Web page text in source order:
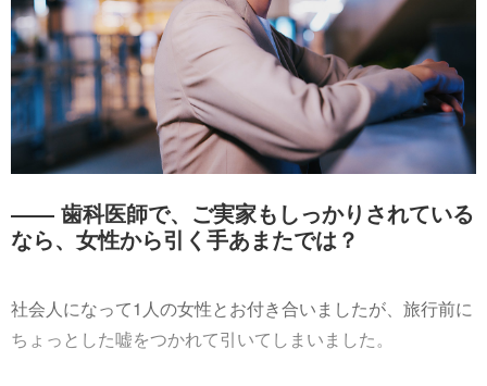
―― 歯科医師で、ご実家もしっかりされている
なら、女性から引く手あまたでは？
社会人になって1人の女性とお付き合いましたが、旅行前に
ちょっとした嘘をつかれて引いてしまいました。